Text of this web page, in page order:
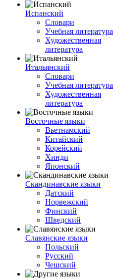
Испанский
Словари
Учебная литература
Художественная
литература
Итальянский
Словари
Учебная литература
Художественная
литература
Восточные языки
Вьетнамский
Китайский
Корейский
Хинди
Японский
Скандинавские языки
Датский
Норвежский
Финский
Шведский
Славянские языки
Польский
Русский
Чешский